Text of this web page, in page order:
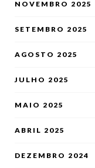
NOVEMBRO 2025
SETEMBRO 2025
AGOSTO 2025
JULHO 2025
MAIO 2025
ABRIL 2025
DEZEMBRO 2024